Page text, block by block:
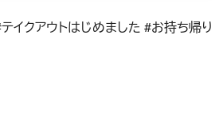
イクアウトはじめました #お持ち帰り